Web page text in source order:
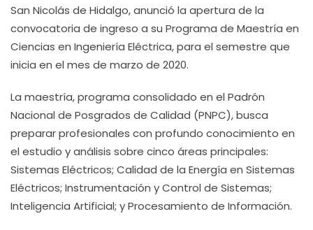
San Nicolás de Hidalgo, anunció la apertura de la
convocatoria de ingreso a su Programa de Maestría en
Ciencias en Ingeniería Eléctrica, para el semestre que
inicia en el mes de marzo de 2020.
La maestría, programa consolidado en el Padrón
Nacional de Posgrados de Calidad (PNPC), busca
preparar profesionales con profundo conocimiento en
el estudio y análisis sobre cinco áreas principales:
Sistemas Eléctricos; Calidad de la Energía en Sistemas
Eléctricos; Instrumentación y Control de Sistemas;
Inteligencia Artificial; y Procesamiento de Información.